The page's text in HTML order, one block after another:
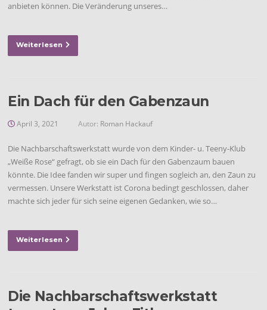
anbieten können. Die Veränderung unseres…
Weiterlesen
Ein Dach für den Gabenzaun
April 3, 2021 Autor: Roman Hackauf
Die Nachbarschaftswerkstatt wurde von dem Kinder- u. Teeny-Klub
„Weiße Rose“ gefragt, ob sie ein Dach für den Gabenzaum bauen
könnte. Die Idee fanden wir super und fingen sogleich an, den Zaun zu
vermessen. Unsere Werkstatt ist Corona bedingt geschlossen, daher
machte sich jeder für sich seine eigenen Gedanken, wie so…
Weiterlesen
Die Nachbarschaftswerkstatt